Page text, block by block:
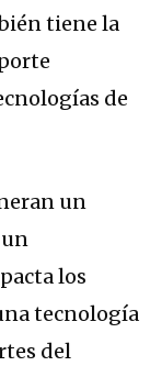
tiene la
de
un
un
los
tecnología
del